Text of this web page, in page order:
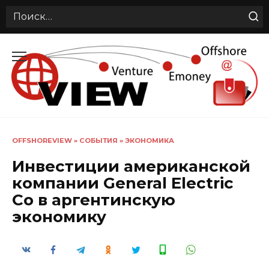
Search
содержанию
OFFSHOREVIEW » СОБЫТИЯ » ЭКОНОМИКА
Инвестиции американской
компании General Electric
Co в аргентинскую
экономику